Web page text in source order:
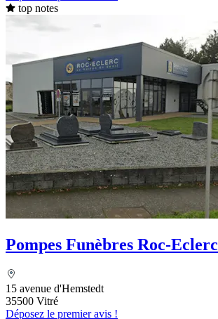
top notes
Pompes Funèbres Roc-Eclerc
15 avenue d'Hemstedt
35500 Vitré
Déposez le premier avis !